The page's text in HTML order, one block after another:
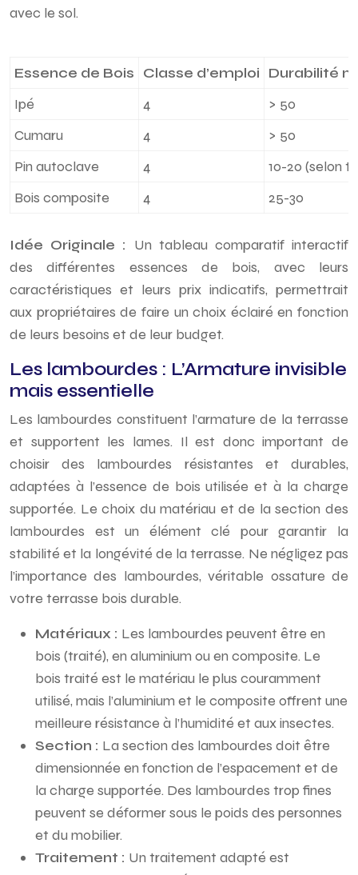
avec le sol.
Essence de Bois Classe d’emploi Durabilité
Ipé
4
> 50
Cumaru
4
> 50
Pin autoclave
4
10-20 (selon
Bois composite
4 25-30
Idée Originale : Un tableau comparatif interactif
des différentes essences de bois, avec leurs
caractéristiques et leurs prix indicatifs, permettrait
aux propriétaires de faire un choix éclairé en fonction
de leurs besoins et de leur budget.
Les lambourdes : L’Armature invisible
mais essentielle
Les lambourdes constituent l’armature de la terrasse
et supportent les lames. Il est donc important de
choisir des lambourdes résistantes et durables,
adaptées à l’essence de bois utilisée et à la charge
supportée. Le choix du matériau et de la section des
lambourdes est un élément clé pour garantir la
stabilité et la longévité de la terrasse. Ne négligez pas
l’importance des lambourdes, véritable ossature de
votre terrasse bois durable.
Matériaux : Les lambourdes peuvent être en
bois (traité), en aluminium ou en composite. Le
bois traité est le matériau le plus couramment
utilisé, mais l’aluminium et le composite offrent une
meilleure résistance à l’humidité et aux insectes.
Section : La section des lambourdes doit être
dimensionnée en fonction de l’espacement et de
la charge supportée. Des lambourdes trop fines
peuvent se déformer sous le poids des personnes
et du mobilier.
Traitement : Un traitement adapté est